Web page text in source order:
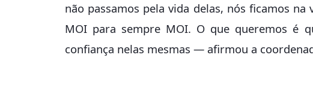
não passamos pela vida delas, nós ficamos
MOI para sempre MOI. O que queremos é
confiança nelas mesmas — afirmou a